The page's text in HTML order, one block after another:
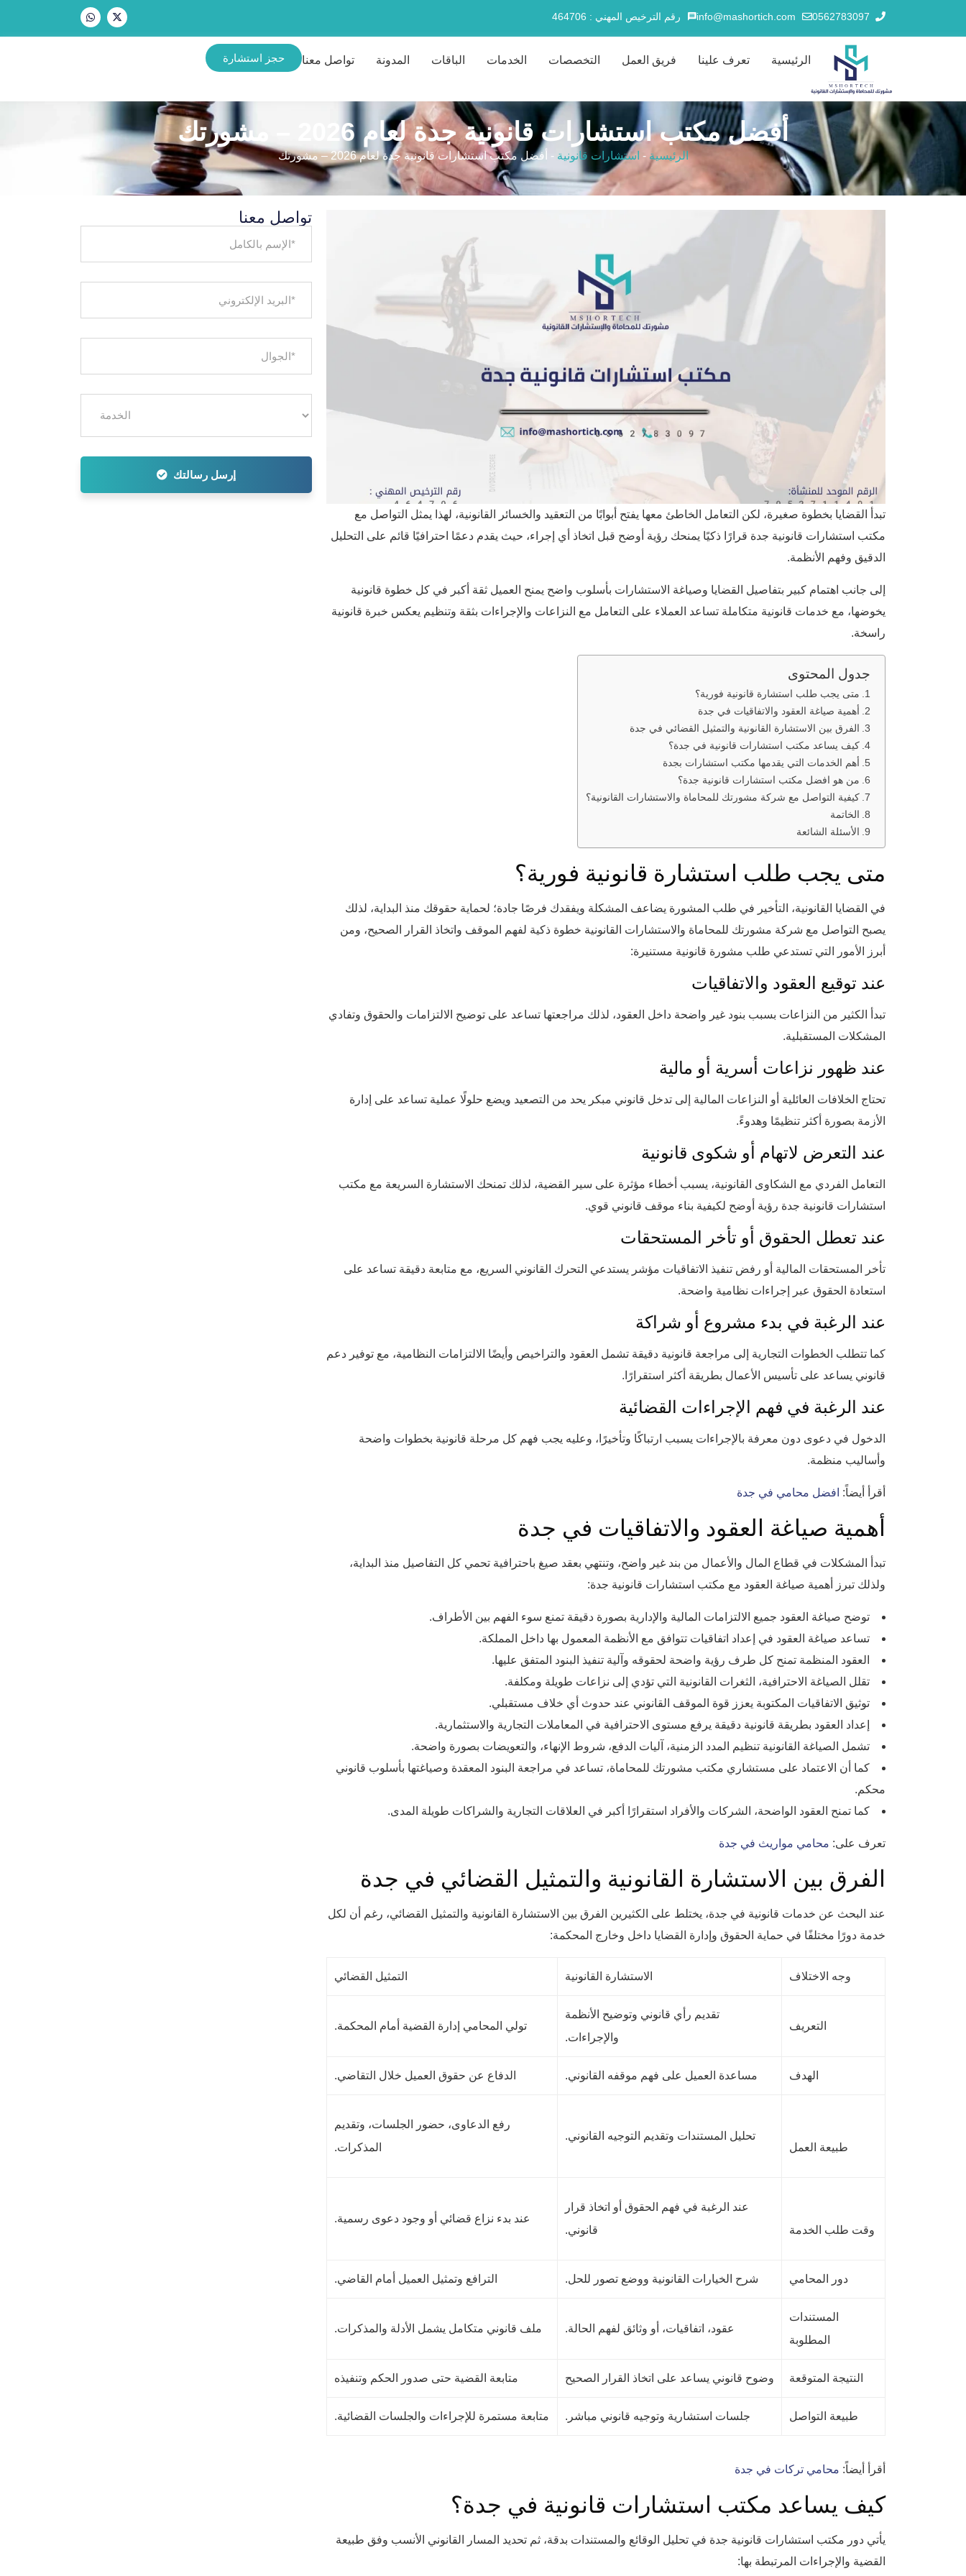
0562783097
info@mashortich.com رقم الترخيص المهني : 464706
الرئيسية تعرف علينا فريق العمل التخصصات الخدمات الباقات المدونة تواصل معنا حجز استشارة
أفضل مكتب استشارات قانونية جدة لعام 2026 – مشورتك
الرئيسية - استشارات قانونية - أفضل مكتب استشارات قانونية جدة لعام 2026 – مشورتك
تبدأ القضايا بخطوة صغيرة، لكن التعامل الخاطئ معها يفتح أبوابًا من التعقيد والخسائر القانونية، لهذا يمثل التواصل مع
مكتب استشارات قانونية جدة قرارًا ذكيًا يمنحك رؤية أوضح قبل اتخاذ أي إجراء، حيث يقدم دعمًا احترافيًا قائم على التحليل
الدقيق وفهم الأنظمة.
إلى جانب اهتمام كبير بتفاصيل القضايا وصياغة الاستشارات بأسلوب واضح يمنح العميل ثقة أكبر في كل خطوة قانونية
يخوضها، مع خدمات قانونية متكاملة تساعد العملاء على التعامل مع النزاعات والإجراءات بثقة وتنظيم يعكس خبرة قانونية
راسخة.
جدول المحتوى
متى يجب طلب استشارة قانونية فورية؟
أهمية صياغة العقود والاتفاقيات في جدة
الفرق بين الاستشارة القانونية والتمثيل القضائي في جدة
كيف يساعد مكتب استشارات قانونية في جدة؟
أهم الخدمات التي يقدمها مكتب استشارات بجدة
من هو افضل مكتب استشارات قانونية جدة؟
كيفية التواصل مع شركة مشورتك للمحاماة والاستشارات القانونية؟
الخاتمة
الأسئلة الشائعة
متى يجب طلب استشارة قانونية فورية؟
في القضايا القانونية، التأخير في طلب المشورة يضاعف المشكلة ويفقدك فرصًا جادة؛ لحماية حقوقك منذ البداية، لذلك
يصبح التواصل مع شركة مشورتك للمحاماة والاستشارات القانونية خطوة ذكية لفهم الموقف واتخاذ القرار الصحيح، ومن
أبرز الأمور التي تستدعي طلب مشورة قانونية مستنيرة:
عند توقيع العقود والاتفاقيات
تبدأ الكثير من النزاعات بسبب بنود غير واضحة داخل العقود، لذلك مراجعتها تساعد على توضيح الالتزامات والحقوق وتفادي
المشكلات المستقبلية.
عند ظهور نزاعات أسرية أو مالية
تحتاج الخلافات العائلية أو النزاعات المالية إلى تدخل قانوني مبكر يحد من التصعيد ويضع حلولًا عملية تساعد على إدارة
الأزمة بصورة أكثر تنظيمًا وهدوءً.
عند التعرض لاتهام أو شكوى قانونية
التعامل الفردي مع الشكاوى القانونية، يسبب أخطاء مؤثرة على سير القضية، لذلك تمنحك الاستشارة السريعة مع مكتب
استشارات قانونية جدة رؤية أوضح لكيفية بناء موقف قانوني قوي.
عند تعطل الحقوق أو تأخر المستحقات
تأخر المستحقات المالية أو رفض تنفيذ الاتفاقيات مؤشر يستدعي التحرك القانوني السريع، مع متابعة دقيقة تساعد على
استعادة الحقوق عبر إجراءات نظامية واضحة.
عند الرغبة في بدء مشروع أو شراكة
كما تتطلب الخطوات التجارية إلى مراجعة قانونية دقيقة تشمل العقود والتراخيص وأيضًا الالتزامات النظامية، مع توفير دعم
قانوني يساعد على تأسيس الأعمال بطريقة أكثر استقرارًا.
عند الرغبة في فهم الإجراءات القضائية
الدخول في دعوى دون معرفة بالإجراءات يسبب ارتباكًا وتأخيرًا، وعليه يجب فهم كل مرحلة قانونية بخطوات واضحة
وأساليب منظمة.
أقرأ أيضاً: افضل محامي في جدة
أهمية صياغة العقود والاتفاقيات في جدة
تبدأ المشكلات في قطاع المال والأعمال من بند غير واضح، وتنتهي بعقد صيغ باحترافية تحمي كل التفاصيل منذ البداية،
ولذلك تبرز أهمية صياغة العقود مع مكتب استشارات قانونية جدة:
توضح صياغة العقود جميع الالتزامات المالية والإدارية بصورة دقيقة تمنع سوء الفهم بين الأطراف.
تساعد صياغة العقود في إعداد اتفاقيات تتوافق مع الأنظمة المعمول بها داخل المملكة.
العقود المنظمة تمنح كل طرف رؤية واضحة لحقوقه وآلية تنفيذ البنود المتفق عليها.
تقلل الصياغة الاحترافية، الثغرات القانونية التي تؤدي إلى نزاعات طويلة ومكلفة.
توثيق الاتفاقيات المكتوبة يعزز قوة الموقف القانوني عند حدوث أي خلاف مستقبلي.
إعداد العقود بطريقة قانونية دقيقة يرفع مستوى الاحترافية في المعاملات التجارية والاستثمارية.
تشمل الصياغة القانونية تنظيم المدد الزمنية، آليات الدفع، شروط الإنهاء، والتعويضات بصورة واضحة.
كما أن الاعتماد على مستشاري مكتب مشورتك للمحاماة، تساعد في مراجعة البنود المعقدة وصياغتها بأسلوب قانوني
محكم.
كما تمنح العقود الواضحة، الشركات والأفراد استقرارًا أكبر في العلاقات التجارية والشراكات طويلة المدى.
تعرف على: محامي مواريث في جدة
الفرق بين الاستشارة القانونية والتمثيل القضائي في جدة
عند البحث عن خدمات قانونية في جدة، يختلط على الكثيرين الفرق بين الاستشارة القانونية والتمثيل القضائي، رغم أن لكل
خدمة دورًا مختلفًا في حماية الحقوق وإدارة القضايا داخل وخارج المحكمة:
وجه الاختلاف الاستشارة القانونية التمثيل القضائي
التعريف
تقديم رأي قانوني وتوضيح الأنظمة
والإجراءات.
تولي المحامي إدارة القضية أمام المحكمة.
الهدف مساعدة العميل على فهم موقفه القانوني. الدفاع عن حقوق العميل خلال التقاضي.
طبيعة العمل
تحليل المستندات وتقديم التوجيه القانوني.
رفع الدعاوى، حضور الجلسات، وتقديم
المذكرات.
وقت طلب الخدمة
عند الرغبة في فهم الحقوق أو اتخاذ قرار
قانوني.
عند بدء نزاع قضائي أو وجود دعوى رسمية.
دور المحامي شرح الخيارات القانونية ووضع تصور للحل. الترافع وتمثيل العميل أمام القاضي.
المستندات
المطلوبة
عقود، اتفاقيات، أو وثائق لفهم الحالة. ملف قانوني متكامل يشمل الأدلة والمذكرات.
النتيجة المتوقعة وضوح قانوني يساعد على اتخاذ القرار الصحيح متابعة القضية حتى صدور الحكم وتنفيذه
طبيعة التواصل جلسات استشارية وتوجيه قانوني مباشر. متابعة مستمرة للإجراءات والجلسات القضائية.
أقرأ أيضاً: محامي تركات في جدة
كيف يساعد مكتب استشارات قانونية في جدة؟
يأتي دور مكتب استشارات قانونية جدة في تحليل الوقائع والمستندات بدقة، ثم تحديد المسار القانوني الأنسب وفق طبيعة
القضية والإجراءات المرتبطة بها:
تواصل معنا
إرسل رسالتك